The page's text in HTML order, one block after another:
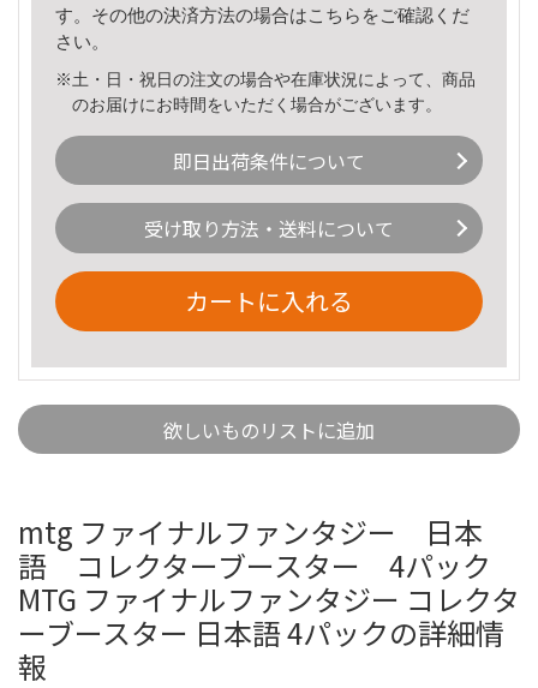
す。その他の決済方法の場合はこちら をご確認くだ
さい。
※土・日・祝日の注文の場合や在庫状況によって、商品
のお届けにお時間をいただく場合がございます。
即日出荷条件について
受け取り方法・送料について
カートに入れる
欲しいものリストに追加
mtg ファイナルファンタジー 日本
語 コレクターブースター 4パック
MTG ファイナルファンタジー コレクタ
ーブースター 日本語 4パックの詳細情
報